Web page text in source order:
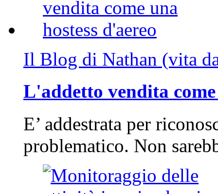
Il Blog di Nathan (vita
L'addetto vendita
E’ addestrata per
problematico. Non